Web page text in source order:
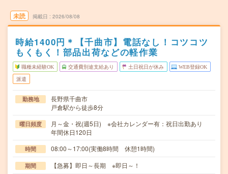
未読 掲載日 2026/08/08
時給1400円＊【千曲市】電話なし！コツコツ
もくもく！部品出荷などの軽作業
職種未経験OK 交通費別途支給あり 土日祝日が休み WEB登録OK
派遣
勤務地
長野県千曲市
戸倉駅から徒歩8分
曜日頻度
月～金・祝(週5日) ※会社カレンダー有：祝日出勤あり
年間休日120日
時間 08:00～17:00(実働8時間 休憩1時間)
期間 【急募】即日～長期 ※即日～！